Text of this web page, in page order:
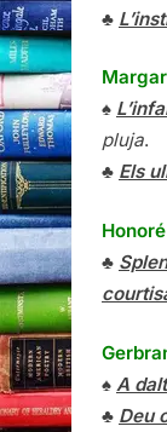
♣
♠
pluja.
♣ Els
♣
♠ A
♣ Deu